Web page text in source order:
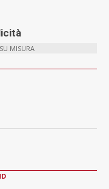
MISURA